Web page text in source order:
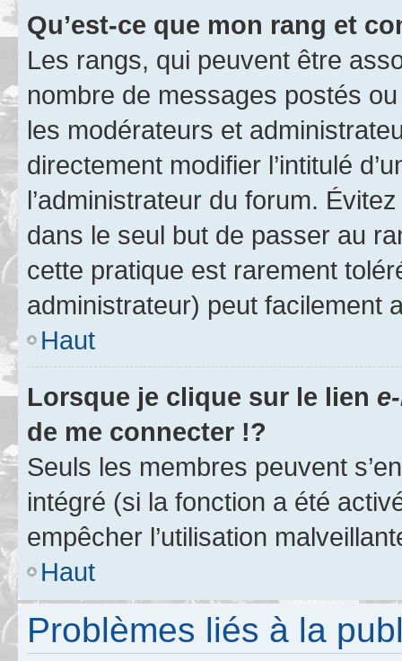
Qu’est-ce que mon rang et
Les rangs, qui peuvent être
nombre de messages postés
les modérateurs et
directement modifier l’intitulé
l’administrateur du forum.
dans le seul but de passer au
cette pratique est rarement
administrateur) peut facilement
Haut
Lorsque je clique sur le lien
de me connecter !?
Seuls les membres peuvent
intégré (si la fonction a été
empêcher l’utilisation
Haut
Problèmes liés à la